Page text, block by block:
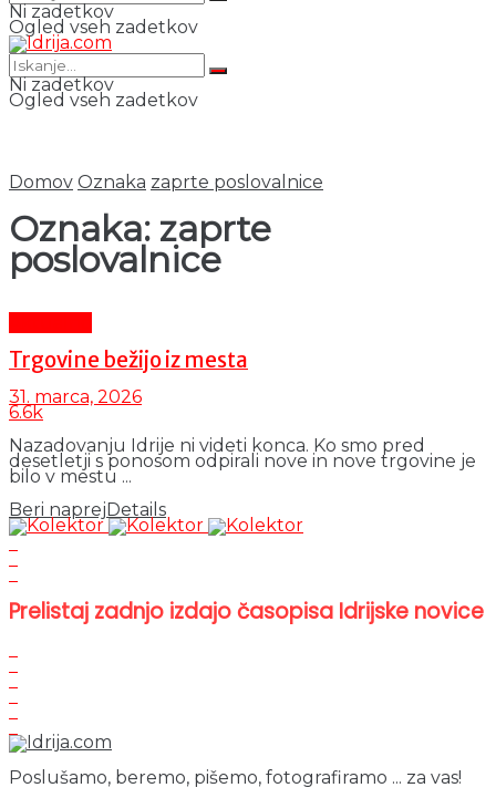
Ni zadetkov
Ogled vseh zadetkov
Ni zadetkov
Ogled vseh zadetkov
Domov Oznaka zaprte poslovalnice
Oznaka: zaprte
poslovalnice
Trgovine bežijo iz mesta
31. marca, 2026
6.6k
Nazadovanju Idrije ni videti konca. Ko smo pred
desetletji s ponosom odpirali nove in nove trgovine je
bilo v mestu ...
Beri naprej Details
Prelistaj zadnjo izdajo časopisa Idrijske novice
Poslušamo, beremo, pišemo, fotografiramo ... za vas!